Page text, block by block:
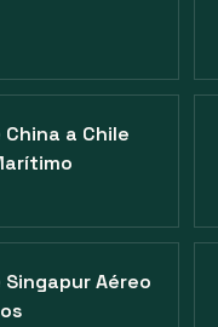
China a Chile
Singapur Aéreo